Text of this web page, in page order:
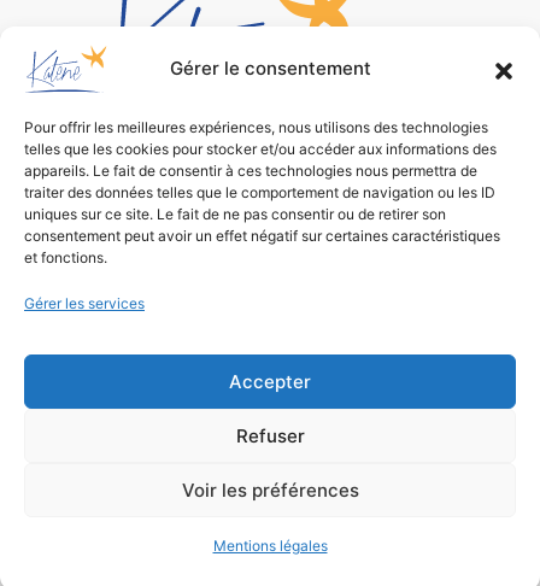
Gérer le consentement
Pour offrir les meilleures expériences, nous utilisons des technologies
telles que les cookies pour stocker et/ou accéder aux informations des
appareils. Le fait de consentir à ces technologies nous permettra de
traiter des données telles que le comportement de navigation ou les ID
uniques sur ce site. Le fait de ne pas consentir ou de retirer son
consentement peut avoir un effet négatif sur certaines caractéristiques
et fonctions.
Gérer les services
Accepter
Refuser
Voir les préférences
Mentions légales
Bureau d’études
de conception environnementale